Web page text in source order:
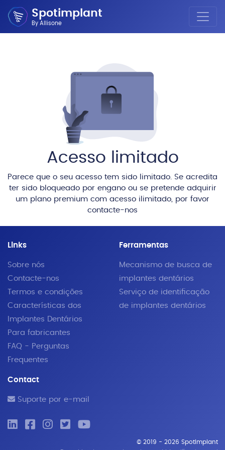
Spotimplant
By Allisone
Acesso limitado
Parece que o seu acesso tem sido limitado. Se acredita
ter sido bloqueado por engano ou se pretende adquirir
um plano premium com acesso ilimitado, por favor
contacte-nos
Links
Sobre nós
Contacte-nos
Termos e condições
Características dos
Implantes Dentários
Para fabricantes
FAQ - Perguntas
Frequentes
Ferramentas
Mecanismo de busca de
implantes dentários
Serviço de identificação
de implantes dentários
Contact
Suporte por e-mail
© 2019 - 2026 SpotImplant